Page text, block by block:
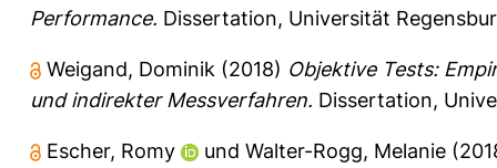
Performance. Dissertation, Universität
Weigand, Dominik (2018) Objektive Tests:
und indirekter Messverfahren. Dissertation,
Escher, Romy und Walter-Rogg, Melanie